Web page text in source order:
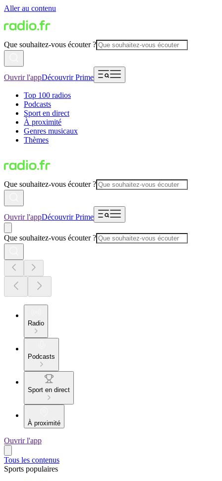
Aller au contenu
Que souhaitez-vous écouter ?
Ouvrir l'appDécouvrir Prime
Top 100 radios
Podcasts
Sport en direct
À proximité
Genres musicaux
Thèmes
Que souhaitez-vous écouter ?
Ouvrir l'appDécouvrir Prime
Que souhaitez-vous écouter ?
Radio
Podcasts
Sport en direct
À proximité
Ouvrir l'app
Tous les contenus
Sports populaires